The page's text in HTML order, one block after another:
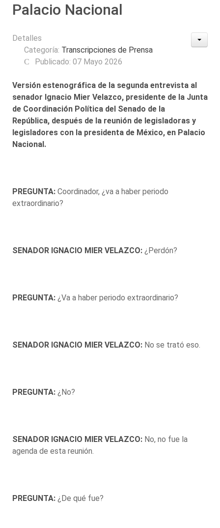
Palacio Nacional
Detalles
Categoría: Transcripciones de Prensa
Publicado: 07 Mayo 2026
Versión estenográfica de la segunda entrevista al
senador Ignacio Mier Velazco, presidente de la Junta
de Coordinación Política del Senado de la
República, después de la reunión de legisladoras y
legisladores con la presidenta de México, en Palacio
Nacional.
PREGUNTA: Coordinador, ¿va a haber periodo
extraordinario?
SENADOR IGNACIO MIER VELAZCO: ¿Perdón?
PREGUNTA: ¿Va a haber periodo extraordinario?
SENADOR IGNACIO MIER VELAZCO: No se trató eso.
PREGUNTA: ¿No?
SENADOR IGNACIO MIER VELAZCO: No, no fue la
agenda de esta reunión.
PREGUNTA: ¿De qué fue?